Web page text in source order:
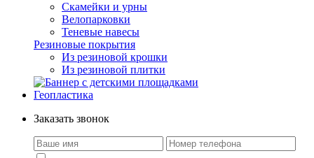
Скамейки и урны
Велопарковки
Теневые навесы
Резиновые покрытия
Из резиновой крошки
Из резиновой плитки
Геопластика
Заказать звонок